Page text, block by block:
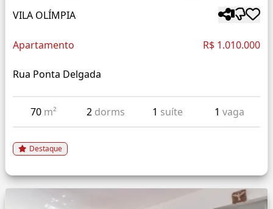
VILA OLÍMPIA
Apartamento R$ 1.010.000
Rua Ponta Delgada
70 m² 2 dorms 1 suíte 1 vaga
Destaque